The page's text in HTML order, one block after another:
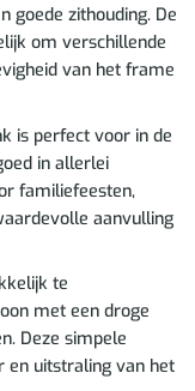
goede zithouding. De
om verschillende
van het frame
is perfect voor in de
in allerlei
familiefeesten,
aanvulling
te
met een droge
Deze simpele
en uitstraling van het